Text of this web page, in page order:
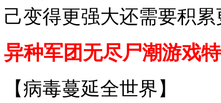
己变得更强大还需要积累
异种军团无尽尸潮游戏
【病毒蔓延全世界】